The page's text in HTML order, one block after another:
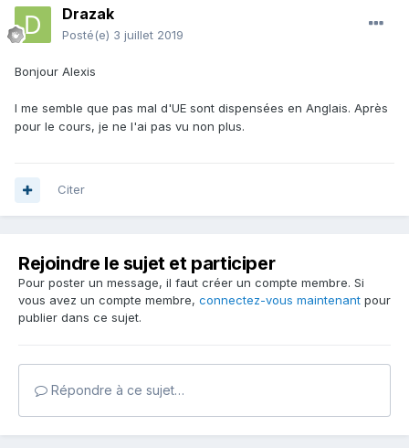
Drazak
Posté(e) 3 juillet 2019
Bonjour Alexis
I me semble que pas mal d'UE sont dispensées en Anglais. Après
pour le cours, je ne l'ai pas vu non plus.
Citer
Rejoindre le sujet et participer
Pour poster un message, il faut créer un compte membre. Si
vous avez un compte membre, connectez-vous maintenant pour
publier dans ce sujet.
Répondre à ce sujet…